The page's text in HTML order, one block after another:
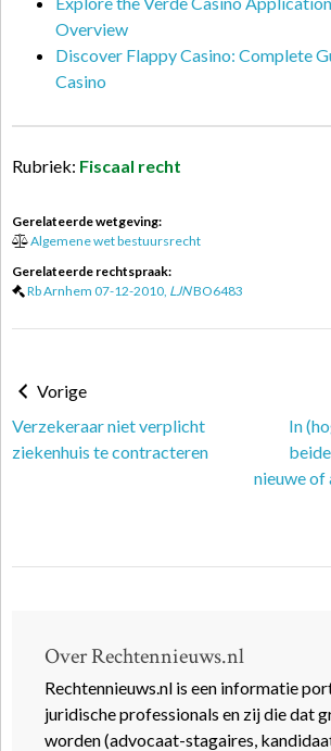
Overview
Discover Flappy Casino: Complete
Casino
Rubriek: Fiscaal recht
Gerelateerde wetgeving:
Algemene wet bestuursrecht
Gerelateerde rechtspraak:
Rb Arnhem 07-12-2010, LJNBO6483
Vorige
Verzekeraar niet verplicht
ziekenhuis te contracteren
In
nieuwe of
Over Rechtennieuws.nl
Rechtennieuws.nl is een informatie
juridische professionals en zij die dat
worden (advocaat-stagaires,